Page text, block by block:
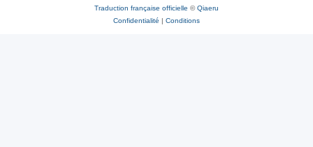
Traduction française officielle ©Qiaeru
Confidentialité | Conditions